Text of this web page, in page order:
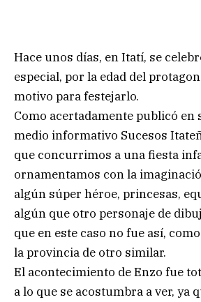
Hace unos días, en Itatí, se
especial, por la edad del
motivo para festejarlo.
Como acertadamente publicó en
medio informativo Sucesos
que concurrimos a una fiesta
ornamentamos con la
algún súper héroe, princesas,
algún que otro personaje de
que en este caso no fue así,
la provincia de otro similar.
El acontecimiento de Enzo fue
a lo que se acostumbra a ver, ya